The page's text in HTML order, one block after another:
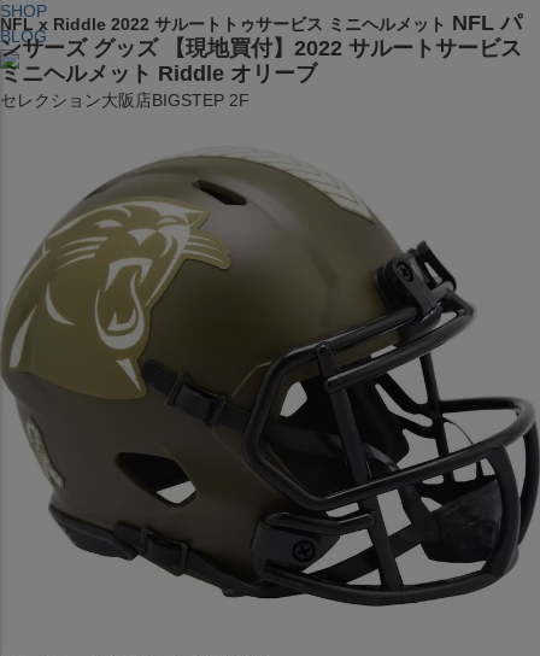
SHOP
BLOG
セレクション大阪店BIGSTEP 2F
大阪府大阪市中央区西心斎橋1丁目6番14号
TEL:06-4708-3300
MAP
SHOP
BLOG
JR水道橋駅西口店
営業：土・日・祝日のみ 12:00-18:00
〒101-0061
東京都千代田区神田三崎町２丁目２２−１ 1F
NFL x Riddle 2022 サルートトゥサービス ミニヘルメット NFL パ
ンサーズ グッズ 【現地買付】2022 サルートサービス
ミニヘルメット Riddle オリーブ